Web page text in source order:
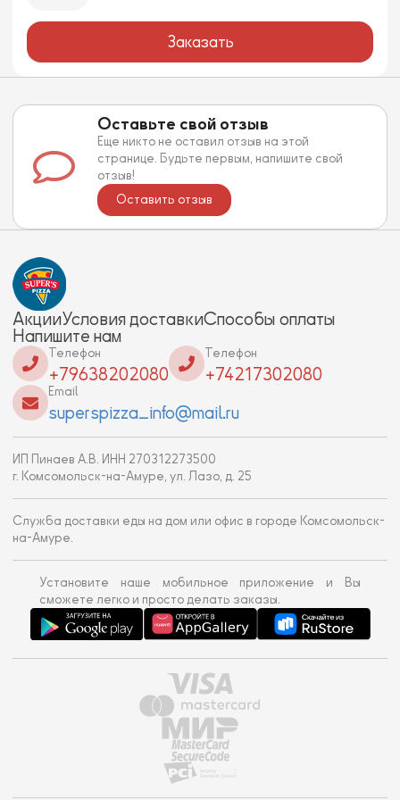
Заказать
Оставьте свой отзыв
Еще никто не оставил отзыв на этой
странице. Будьте первым, напишите свой
отзыв!
Оставить отзыв
АкцииУсловия доставкиСпособы оплаты
Напишите нам
Телефон
+79638202080
Телефон
+74217302080
Email
superspizza_info@mail.ru
ИП Пинаев А.В. ИНН 270312273500
г. Комсомольск-на-Амуре, ул. Лазо, д. 25
Служба доставки еды на дом или офис в городе Комсомольск-
на-Амуре.
Установите наше мобильное приложение и Вы
сможете легко и просто делать заказы.